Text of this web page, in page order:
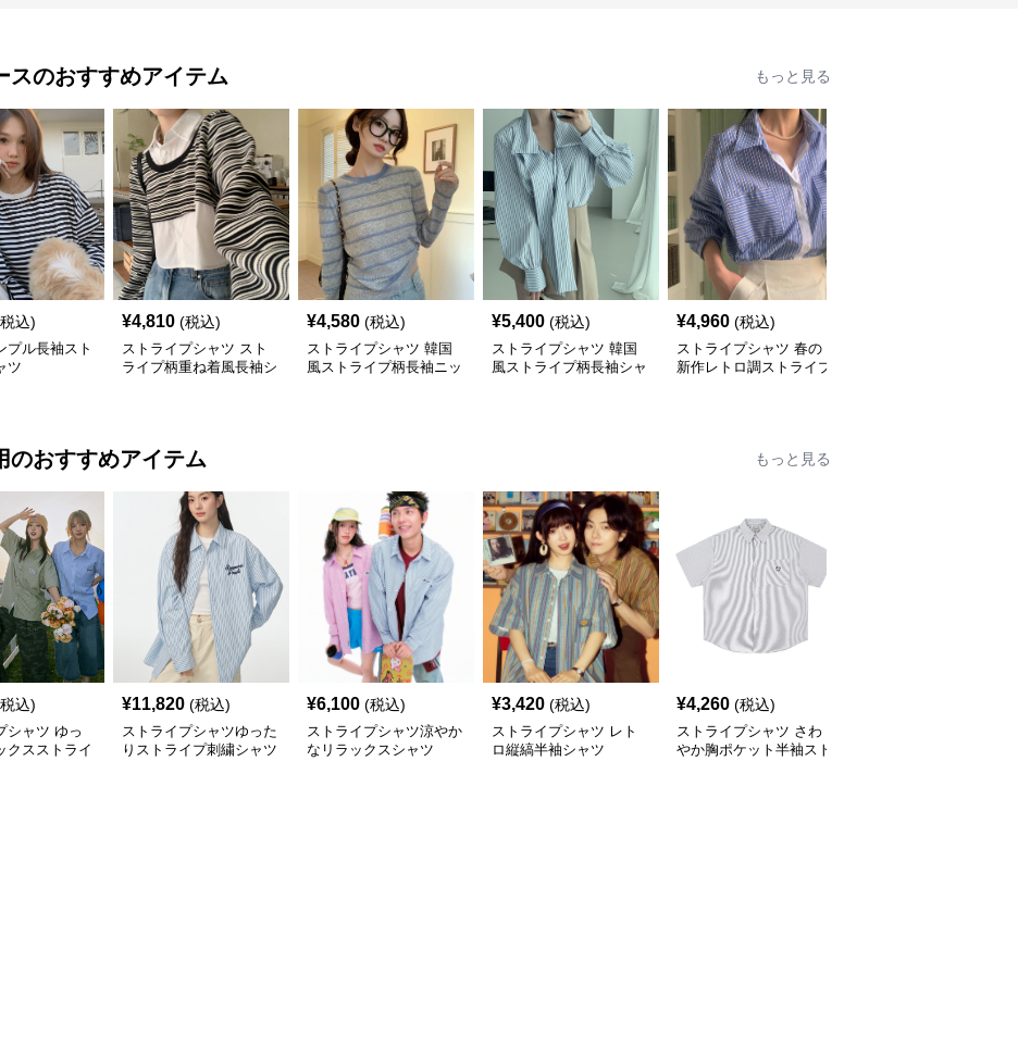
スのおすすめアイテム もっと見る
込)
プル長袖スト
ツ
¥4,810 (税込)
ストライプシャツ スト
ライプ柄重ね着風長袖シ
¥4,580 (税込)
ストライプシャツ 韓国
風ストライプ柄長袖ニッ
¥5,400 (税込)
ストライプシャツ 韓国
風ストライプ柄長袖シャ
¥4,960 (税込)
ストライプシャツ 春の
新作レトロ調ストライプ
のおすすめアイテム もっと見る
込)
シャツ ゆっ
クスストライ
¥11,820 (税込)
ストライプシャツゆった
りストライプ刺繍シャツ
¥6,100 (税込)
ストライプシャツ涼やか
なリラックスシャツ
¥3,420 (税込)
ストライプシャツ レト
ロ縦縞半袖シャツ
¥4,260 (税込)
ストライプシャツ さわ
やか胸ポケット半袖スト